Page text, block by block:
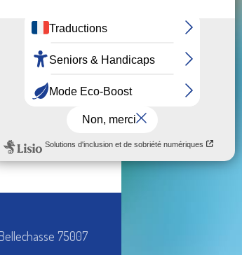
de santé de
réalisé. Une
22 JANVIER 2026
75007